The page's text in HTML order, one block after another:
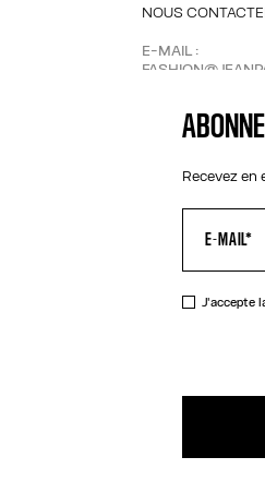
NOUS
E-MAIL :
CENTRE D'AIDE :
Recevez en
J'accepte